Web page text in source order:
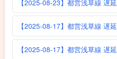
【2025-08-23】都営浅草線 遅延
【2025-08-17】都営浅草線 遅延
【2025-08-17】都営浅草線 遅延